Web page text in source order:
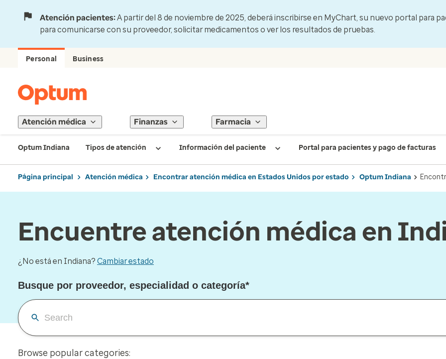
Atención pacientes:A partir del 8 de noviembre de 2025, deberá inscribirse en MyChart, su nuevo portal para
para comunicarse con su proveedor, solicitar medicamentos o ver los resultados de pruebas.
Personal Business
Atención médica Finanzas Farmacia
Optum Indiana Tipos de atención Información del paciente Portal para pacientes y pago de facturas
Página principal Atención médica Encontrar atención médica en Estados Unidos por estado Optum Indiana
Encuentre atención médica en
¿No está en Indiana? Cambiar estado
Busque por proveedor, especialidad o categoría*
Browse popular categories: